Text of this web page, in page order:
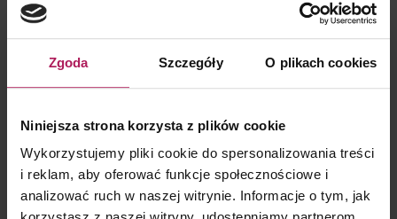
Zgoda Szczegóły O plikach cookies
Niniejsza strona korzysta z plików cookie
Wykorzystujemy pliki cookie do spersonalizowania treści
i reklam, aby oferować funkcje społecznościowe i
analizować ruch w naszej witrynie. Informacje o tym, jak
(CIT).
Realizuje złożone projekty z zakresu transgranicznego
oraz struktur inwestycyjnych.
Posiada doświadczenie w projektach dotyczących
podatku u źródła (WHT), obejmujących procedury